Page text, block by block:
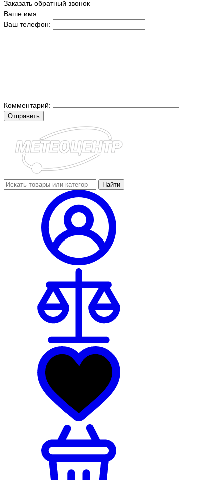
Заказать обратный звонок
Ваше имя:
Ваш телефон:
Комментарий:
Отправить
Найти